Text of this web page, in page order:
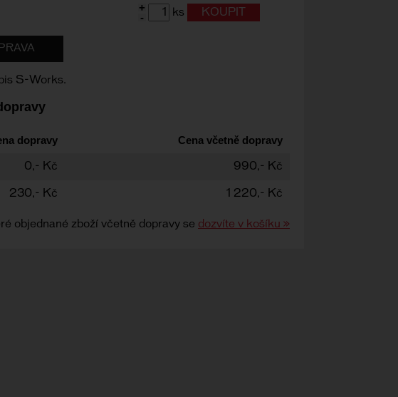
+
-
ks
S-Works.
dopravy Cena včetně dopravy
0,- Kč 990,- Kč
230,- Kč 1 220,- Kč
objednané zboží včetně dopravy se dozvíte v košíku »